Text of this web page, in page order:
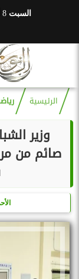
السبت 8 أغسطس 2026
الرئيسية
وزير